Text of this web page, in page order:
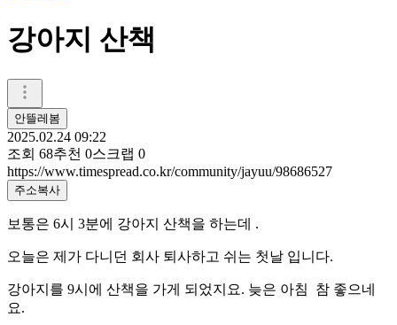
강아지 산책
안뜰레봄
2025.02.24 09:22
조회 68추천 0스크랩 0
https://www.timespread.co.kr/community/jayuu/98686527
주소복사
보통은 6시 3분에 강아지 산책을 하는데 .
오늘은 제가 다니던 회사 퇴사하고 쉬는 첫날 입니다.
강아지를 9시에 산책을 가게 되었지요. 늦은 아침 참 좋으네
요.